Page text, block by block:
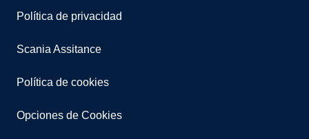
Política de privacidad
Scania Assitance
Política de cookies
Opciones de Cookies